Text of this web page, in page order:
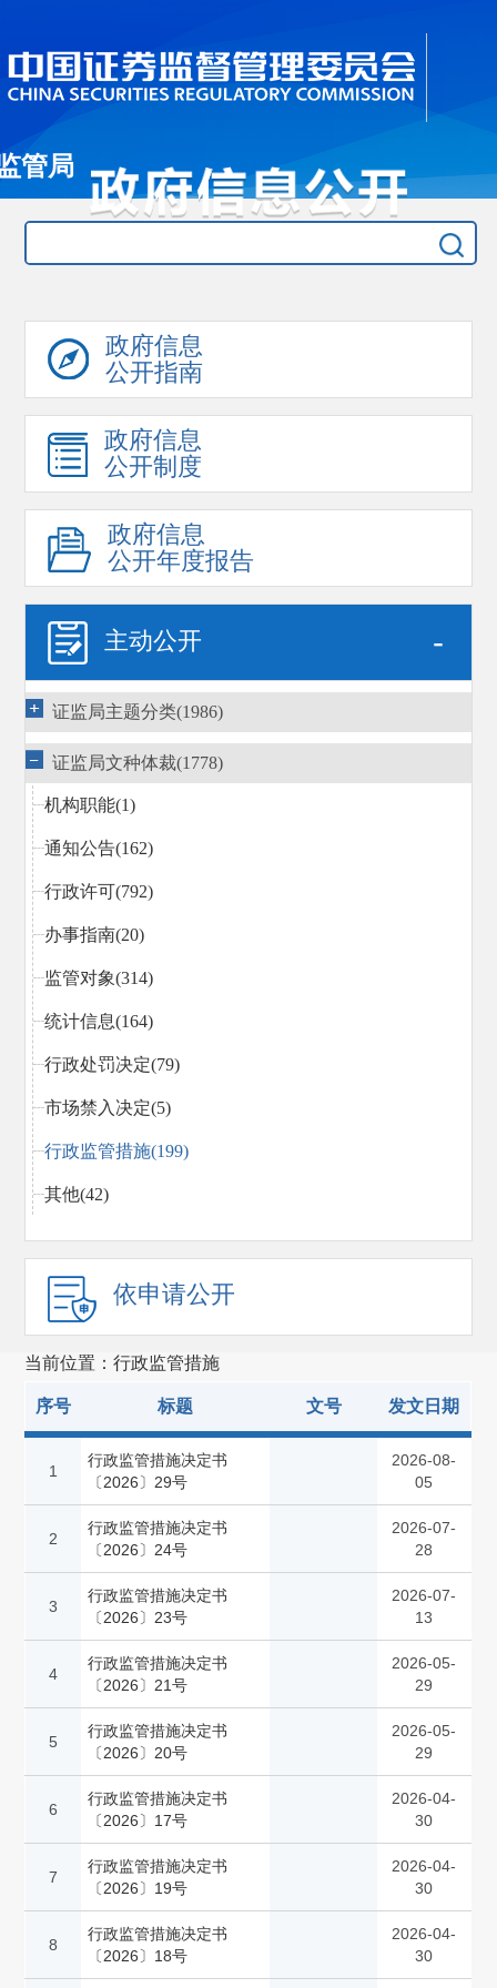
管局
政府信息
公开指南
政府信息
公开制度
政府信息
公开年度报告
主动公开 -
证监局主题分类(1986)
证监局文种体裁(1778)
机构职能(1)
通知公告(162)
行政许可(792)
办事指南(20)
监管对象(314)
统计信息(164)
行政处罚决定(79)
市场禁入决定(5)
行政监管措施(199)
其他(42)
依申请公开
当前位置：行政监管措施
序号 标题 文号 发文日期
1
行政监管措施决定书
〔2026〕29号
2026-08-
05
2
行政监管措施决定书
〔2026〕24号
2026-07-
28
3
行政监管措施决定书
〔2026〕23号
2026-07-
13
4
行政监管措施决定书
〔2026〕21号
2026-05-
29
5
行政监管措施决定书
〔2026〕20号
2026-05-
29
6
行政监管措施决定书
〔2026〕17号
2026-04-
30
7
行政监管措施决定书
〔2026〕19号
2026-04-
30
8
行政监管措施决定书
〔2026〕18号
2026-04-
30